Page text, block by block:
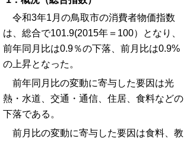
令和3年1月の鳥取市の消費者物価指数
は、総合で101.9(2015年＝100）となり、
前年同月比は0.9％の下落、前月比は0.9%
の上昇となった。
前年同月比の変動に寄与した要因は光
熱・水道、交通・通信、住居、食料などの
下落である。
前月比の変動に寄与した要因は食料、教